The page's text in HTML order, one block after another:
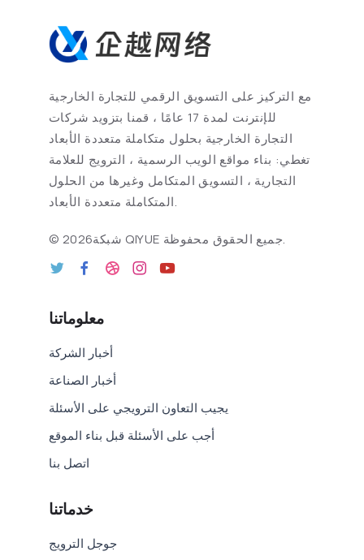
مع التركيز على التسويق الرقمي للتجارة الخارجية
للإنترنت لمدة 17 عامًا ، قمنا بتزويد شركات
التجارة الخارجية بحلول متكاملة متعددة الأبعاد
تغطي: بناء مواقع الويب الرسمية ، الترويج للعلامة
التجارية ، التسويق المتكامل وغيرها من الحلول
المتكاملة متعددة الأبعاد.
© 2026شبكة QIYUE جميع الحقوق محفوظة.
معلوماتنا
أخبار الشركة
أخبار الصناعة
يجيب التعاون الترويجي على الأسئلة
أجب على الأسئلة قبل بناء الموقع
اتصل بنا
خدماتنا
جوجل الترويج